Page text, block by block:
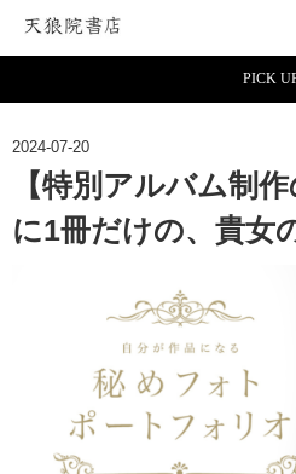
PICK
2024-07-20
【特別アルバム制
に1冊だけの、貴女